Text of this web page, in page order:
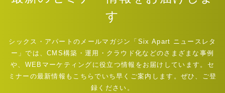
す
シックス・アパートのメールマガジン「Six Apart ニュースレタ
ー」では、CMS構築・運用・クラウド化などのさまざまな事例
や、WEBマーケティングに役立つ情報をお届けしています。セ
ミナーの最新情報もこちらでいち早くご案内します。ぜひ、ご登
録ください。